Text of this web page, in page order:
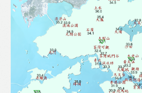
Like Facebook Twitter